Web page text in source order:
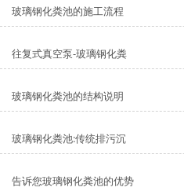
玻璃钢化粪池的施工流程
往复式真空泵-玻璃钢化粪
玻璃钢化粪池的结构说明
玻璃钢化粪池:传统排污沉
告诉您玻璃钢化粪池的优势